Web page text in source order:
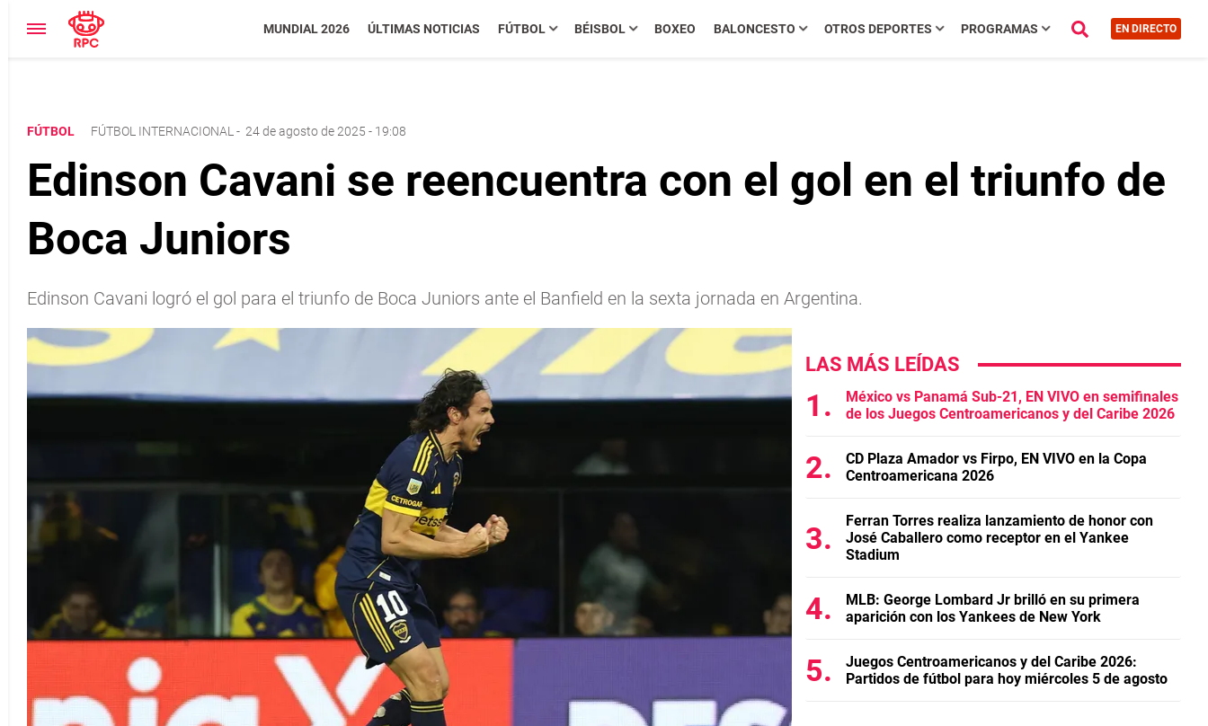
MUNDIAL 2026 ÚLTIMAS NOTICIAS FÚTBOL BÉISBOL BOXEO BALONCESTO OTROS DEPORTES PROGRAMAS EN DIRECTO
FÚTBOL FÚTBOL INTERNACIONAL - 24 de agosto de 2025 - 19:08
Edinson Cavani se reencuentra con el gol en el triunfo de
Boca Juniors
Edinson Cavani logró el gol para el triunfo de Boca Juniors ante el Banfield en la sexta jornada en Argentina.
LAS MÁS LEÍDAS
México vs Panamá Sub-21, EN VIVO en semifinales
de los Juegos Centroamericanos y del Caribe 2026
CD Plaza Amador vs Firpo, EN VIVO en la Copa
Centroamericana 2026
Ferran Torres realiza lanzamiento de honor con
José Caballero como receptor en el Yankee
Stadium
MLB: George Lombard Jr brilló en su primera
aparición con los Yankees de New York
Juegos Centroamericanos y del Caribe 2026:
Partidos de fútbol para hoy miércoles 5 de agosto